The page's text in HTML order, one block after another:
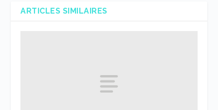
ARTICLES SIMILAIRES